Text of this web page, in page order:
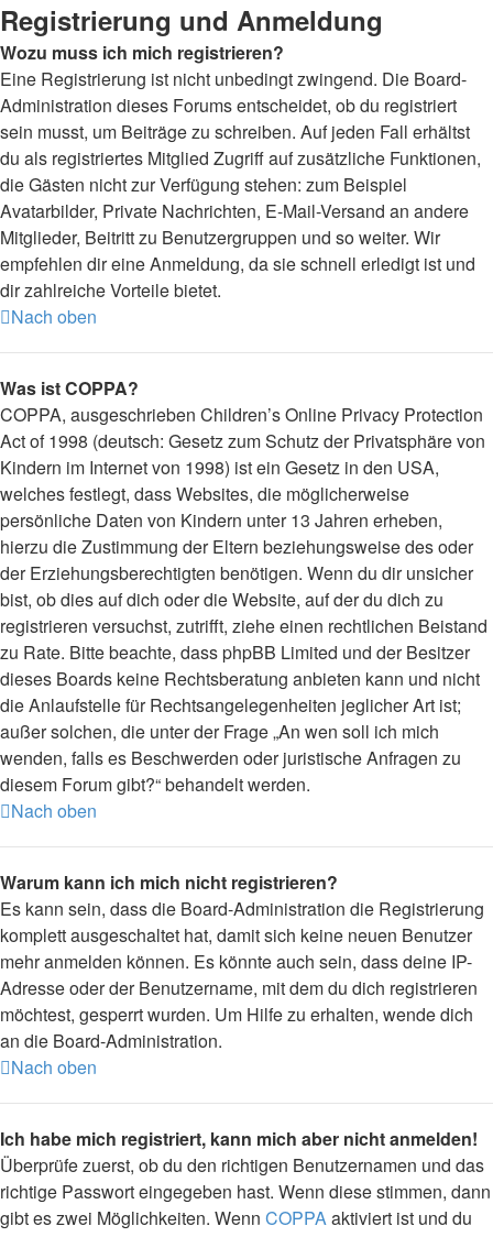
Registrierung und Anmeldung
Wozu muss ich mich registrieren?
Eine Registrierung ist nicht unbedingt zwingend. Die Board-
Administration dieses Forums entscheidet, ob du registriert
sein musst, um Beiträge zu schreiben. Auf jeden Fall erhältst
du als registriertes Mitglied Zugriff auf zusätzliche Funktionen,
die Gästen nicht zur Verfügung stehen: zum Beispiel
Avatarbilder, Private Nachrichten, E-Mail-Versand an andere
Mitglieder, Beitritt zu Benutzergruppen und so weiter. Wir
empfehlen dir eine Anmeldung, da sie schnell erledigt ist und
dir zahlreiche Vorteile bietet.
Nach oben
Was ist COPPA?
COPPA, ausgeschrieben Children’s Online Privacy Protection
Act of 1998 (deutsch: Gesetz zum Schutz der Privatsphäre von
Kindern im Internet von 1998) ist ein Gesetz in den USA,
welches festlegt, dass Websites, die möglicherweise
persönliche Daten von Kindern unter 13 Jahren erheben,
hierzu die Zustimmung der Eltern beziehungsweise des oder
der Erziehungsberechtigten benötigen. Wenn du dir unsicher
bist, ob dies auf dich oder die Website, auf der du dich zu
registrieren versuchst, zutrifft, ziehe einen rechtlichen Beistand
zu Rate. Bitte beachte, dass phpBB Limited und der Besitzer
dieses Boards keine Rechtsberatung anbieten kann und nicht
die Anlaufstelle für Rechtsangelegenheiten jeglicher Art ist;
außer solchen, die unter der Frage „An wen soll ich mich
wenden, falls es Beschwerden oder juristische Anfragen zu
diesem Forum gibt?“ behandelt werden.
Nach oben
Warum kann ich mich nicht registrieren?
Es kann sein, dass die Board-Administration die Registrierung
komplett ausgeschaltet hat, damit sich keine neuen Benutzer
mehr anmelden können. Es könnte auch sein, dass deine IP-
Adresse oder der Benutzername, mit dem du dich registrieren
möchtest, gesperrt wurden. Um Hilfe zu erhalten, wende dich
an die Board-Administration.
Nach oben
Ich habe mich registriert, kann mich aber nicht anmelden!
Überprüfe zuerst, ob du den richtigen Benutzernamen und das
richtige Passwort eingegeben hast. Wenn diese stimmen, dann
gibt es zwei Möglichkeiten. Wenn COPPAaktiviert ist und du